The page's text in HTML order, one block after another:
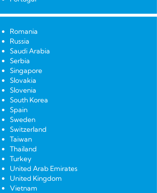
Romania
Russia
Saudi Arabia
Serbia
Singapore
Slovakia
Slovenia
South Korea
Spain
Sweden
Switzerland
Taiwan
Thailand
Turkey
United Arab Emirates
United Kingdom
Vietnam